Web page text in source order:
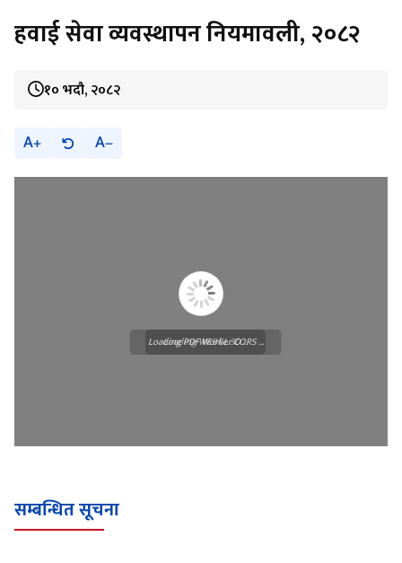
हवाई सेवा व्यवस्थापन नियमावली, २०८२
१० भदौ, २०८२
A A
Loading WEBGL 3D ...
Loading PDF Worker CORS ...
सम्बन्धित सूचना